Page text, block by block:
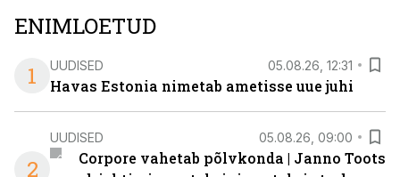
ENIMLOETUD
1
UUDISED 05.08.26, 12:31
Havas Estonia nimetab ametisse uue juhi
2
UUDISED 05.08.26, 09:00
Corpore vahetab põlvkonda | Janno Toots